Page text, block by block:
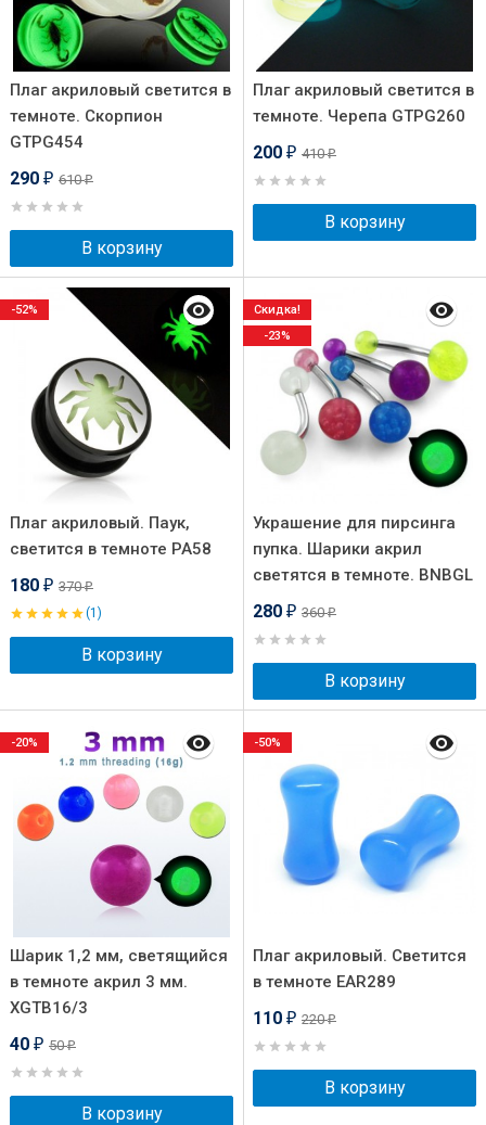
Плаг акриловый светится в
темноте. Скорпион
GTPG454
290 ₽ 610₽
В корзину
Плаг акриловый светится в
темноте. Черепа GTPG260
200 ₽ 410₽
В корзину
Плаг акриловый. Паук,
светится в темноте PA58
180 ₽ 370₽
(1)
В корзину
-52%
Украшение для пирсинга
пупка. Шарики акрил
светятся в темноте. BNBGL
280 ₽ 360₽
В корзину
Скидка!
-23%
Шарик 1,2 мм, светящийся
в темноте акрил 3 мм.
XGTB16/3
40 ₽ 50₽
В корзину
-20%
Плаг акриловый. Светится
в темноте EAR289
110 ₽ 220₽
В корзину
-50%